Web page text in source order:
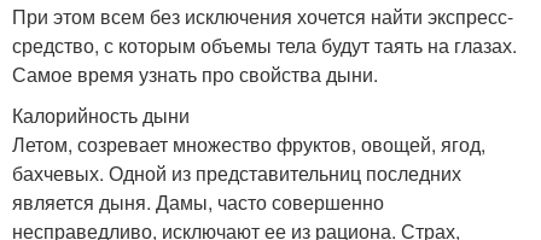
При этом всем без исключения хочется найти экспресс-
средство, с которым объемы тела будут таять на глазах.
Самое время узнать про свойства дыни.
Калорийность дыни
Летом, созревает множество фруктов, овощей, ягод,
бахчевых. Одной из представительниц последних
является дыня. Дамы, часто совершенно
несправедливо, исключают ее из рациона. Страх,